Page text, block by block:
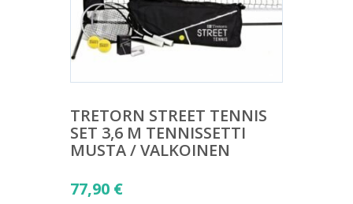
TRETORN STREET TENNIS
SET 3,6 M TENNISSETTI
MUSTA / VALKOINEN
Alkuperäinen
77,90 €